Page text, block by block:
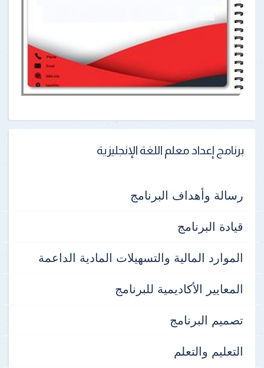
برنامج إعداد معلم اللغة الإنجليزية
رسالة وأهداف البرنامج
قيادة البرنامج
الموارد المالية والتسهيلات المادية الداعمة
المعايير الأكاديمية للبرنامج
تصميم البرنامج
التعليم والتعلم